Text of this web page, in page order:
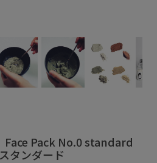
Face Pack No.0 standard
タンダード